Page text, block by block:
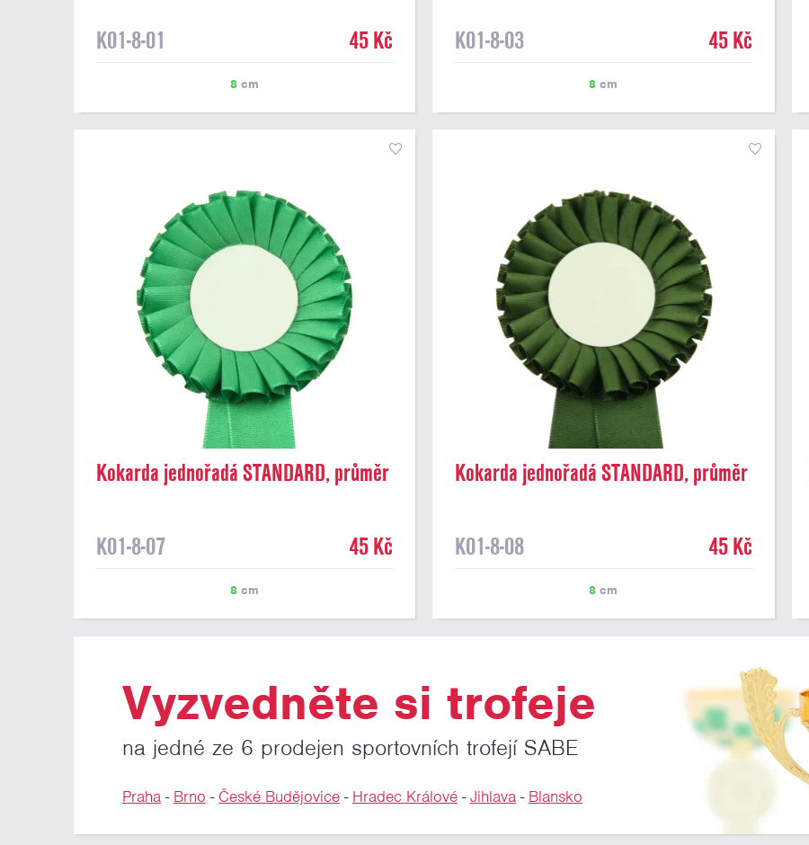
K01-8-01
45 Kč
8 cm
K01-8-03
45 Kč
8 cm
Kokarda jednořadá STANDARD, průměr
K01-8-07
45 Kč
8 cm
Kokarda jednořadá STANDARD, průměr
K01-8-08
45 Kč
8 cm
Vyzvedněte si trofeje
na jedné ze 6 prodejen sportovních trofejí SABE
Praha- Brno - České Budějovice- Hradec Králové-Jihlava- Blansko